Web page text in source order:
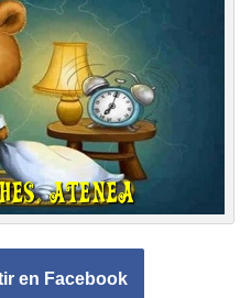
en Facebook